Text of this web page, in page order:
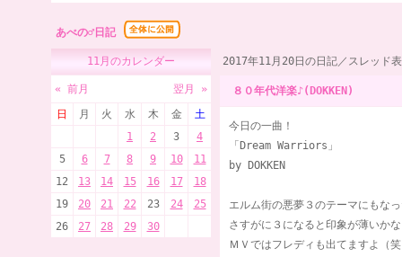
あべの♂日記
11月のカレンダー
« 前月
翌月 »
日
月 火 水 木 金
土
1
2 3
4
5
6 7 8 9 10
11
12
13 14 15 16 17
18
19
20 21 22 23 24
25
26
27 28 29 30
2017年11月20日の日記／スレッド
８０年代洋楽♪(DOKKEN)
今日の一曲！
「Dream Warriors」
by DOKKEN
エルム街の悪夢３のテーマにもな
さすがに３になると印象が薄いか
ＭＶではフレディも出てますよ（